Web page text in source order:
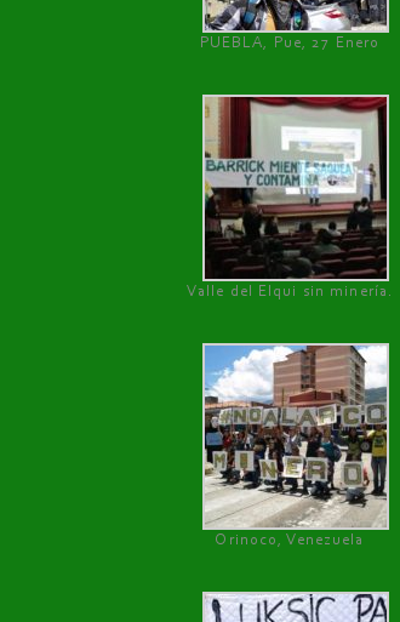
PUEBLA, Pue, 27 Enero
Valle del Elqui sin minería.
Orinoco, Venezuela